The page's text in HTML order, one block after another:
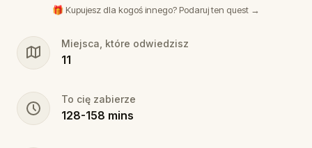
🎁 Kupujesz dla kogoś innego? Podaruj ten quest →
Miejsca, które odwiedzisz
11
To cię zabierze
128-158 mins